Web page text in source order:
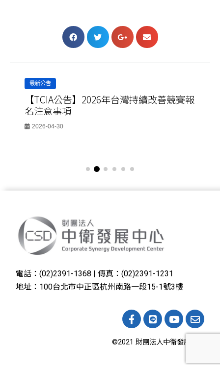
最新公告
【TCIA公告】2026年台灣持續改善競賽報
名注意事項
2026-04-30
電話：(02)2391-1368 | 傳真：(02)2391-1231
地址：100台北市中正區杭州南路一段15-1號3樓
©2021 財團法人中衛發展中心